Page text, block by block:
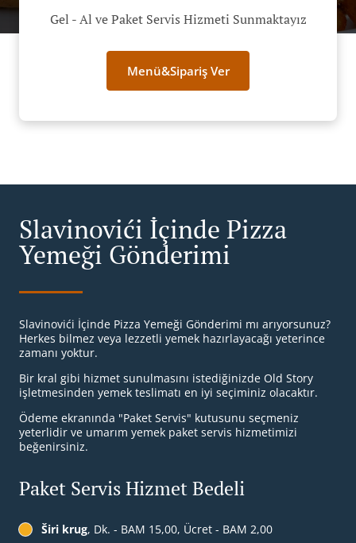
Gel - Al ve Paket Servis Hizmeti Sunmaktayız
Menü&Sipariş Ver
Slavinovići İçinde Pizza
Yemeği Gönderimi
Slavinovići İçinde Pizza Yemeği Gönderimi mı arıyorsunuz?
Herkes bilmez veya lezzetli yemek hazırlayacağı yeterince
zamanı yoktur.
Bir kral gibi hizmet sunulmasını istediğinizde Old Story
işletmesinden yemek teslimatı en iyi seçiminiz olacaktır.
Ödeme ekranında "Paket Servis" kutusunu seçmeniz
yeterlidir ve umarım yemek paket servis hizmetimizi
beğenirsiniz.
Paket Servis Hizmet Bedeli
Širi krug, Dk. - BAM 15,00, Ücret - BAM 2,00